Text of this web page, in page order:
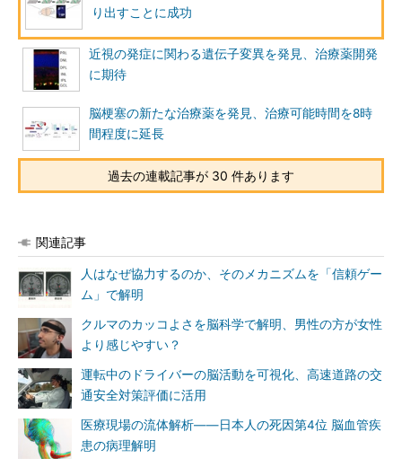
り出すことに成功
近視の発症に関わる遺伝子変異を発見、治療薬開発
に期待
脳梗塞の新たな治療薬を発見、治療可能時間を8時
間程度に延長
過去の連載記事が 30 件あります
関連記事
人はなぜ協力するのか、そのメカニズムを「信頼ゲー
ム」で解明
クルマのカッコよさを脳科学で解明、男性の方が女性
より感じやすい？
運転中のドライバーの脳活動を可視化、高速道路の交
通安全対策評価に活用
医療現場の流体解析――日本人の死因第4位 脳血管疾
患の病理解明